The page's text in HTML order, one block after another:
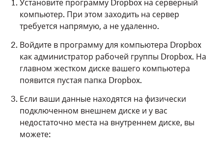
Установите программу Dropbox на серверный
компьютер. При этом заходить на сервер
требуется напрямую, а не удаленно.
Войдите в программу для компьютера Dropbox
как администратор рабочей группы Dropbox. На
главном жестком диске вашего компьютера
появится пустая папка Dropbox.
Если ваши данные находятся на физически
подключенном внешнем диске и у вас
недостаточно места на внутреннем диске, вы
можете: